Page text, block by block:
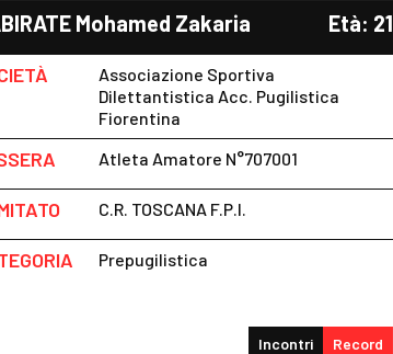
Mohamed Zakaria Età: 21
Associazione Sportiva
Dilettantistica Acc. Pugilistica
Fiorentina
Atleta Amatore N°707001
C.R. TOSCANA F.P.I.
Prepugilistica
Incontri Record